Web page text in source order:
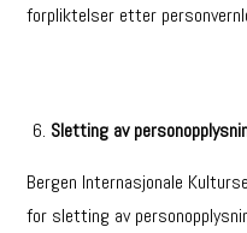
forpliktelser etter
Sletting av
Bergen Internasjonale
for sletting av